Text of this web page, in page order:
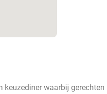
keuzediner waarbij